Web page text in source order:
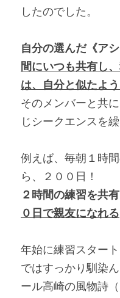
したのでした。
自分の選んだ《ア
間にいつも共有し
は、自分と似たよ
そのメンバーと共
じシークエンスを
例えば、毎朝１時
ら、２００日！
２時間の練習を共
０日で親友になれる
年始に練習スター
ではすっかり馴染
ール高崎の風物詩